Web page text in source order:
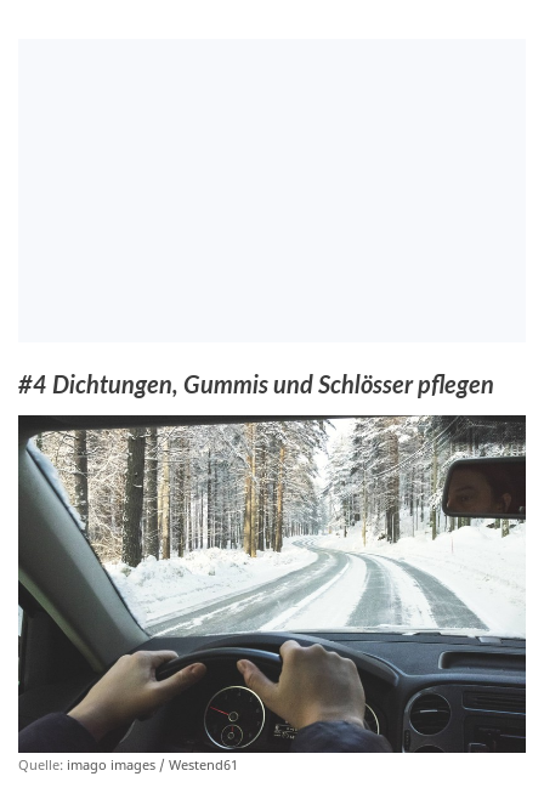
#4 Dichtungen, Gummis und Schlösser pflegen
Quelle: imago images / Westend61